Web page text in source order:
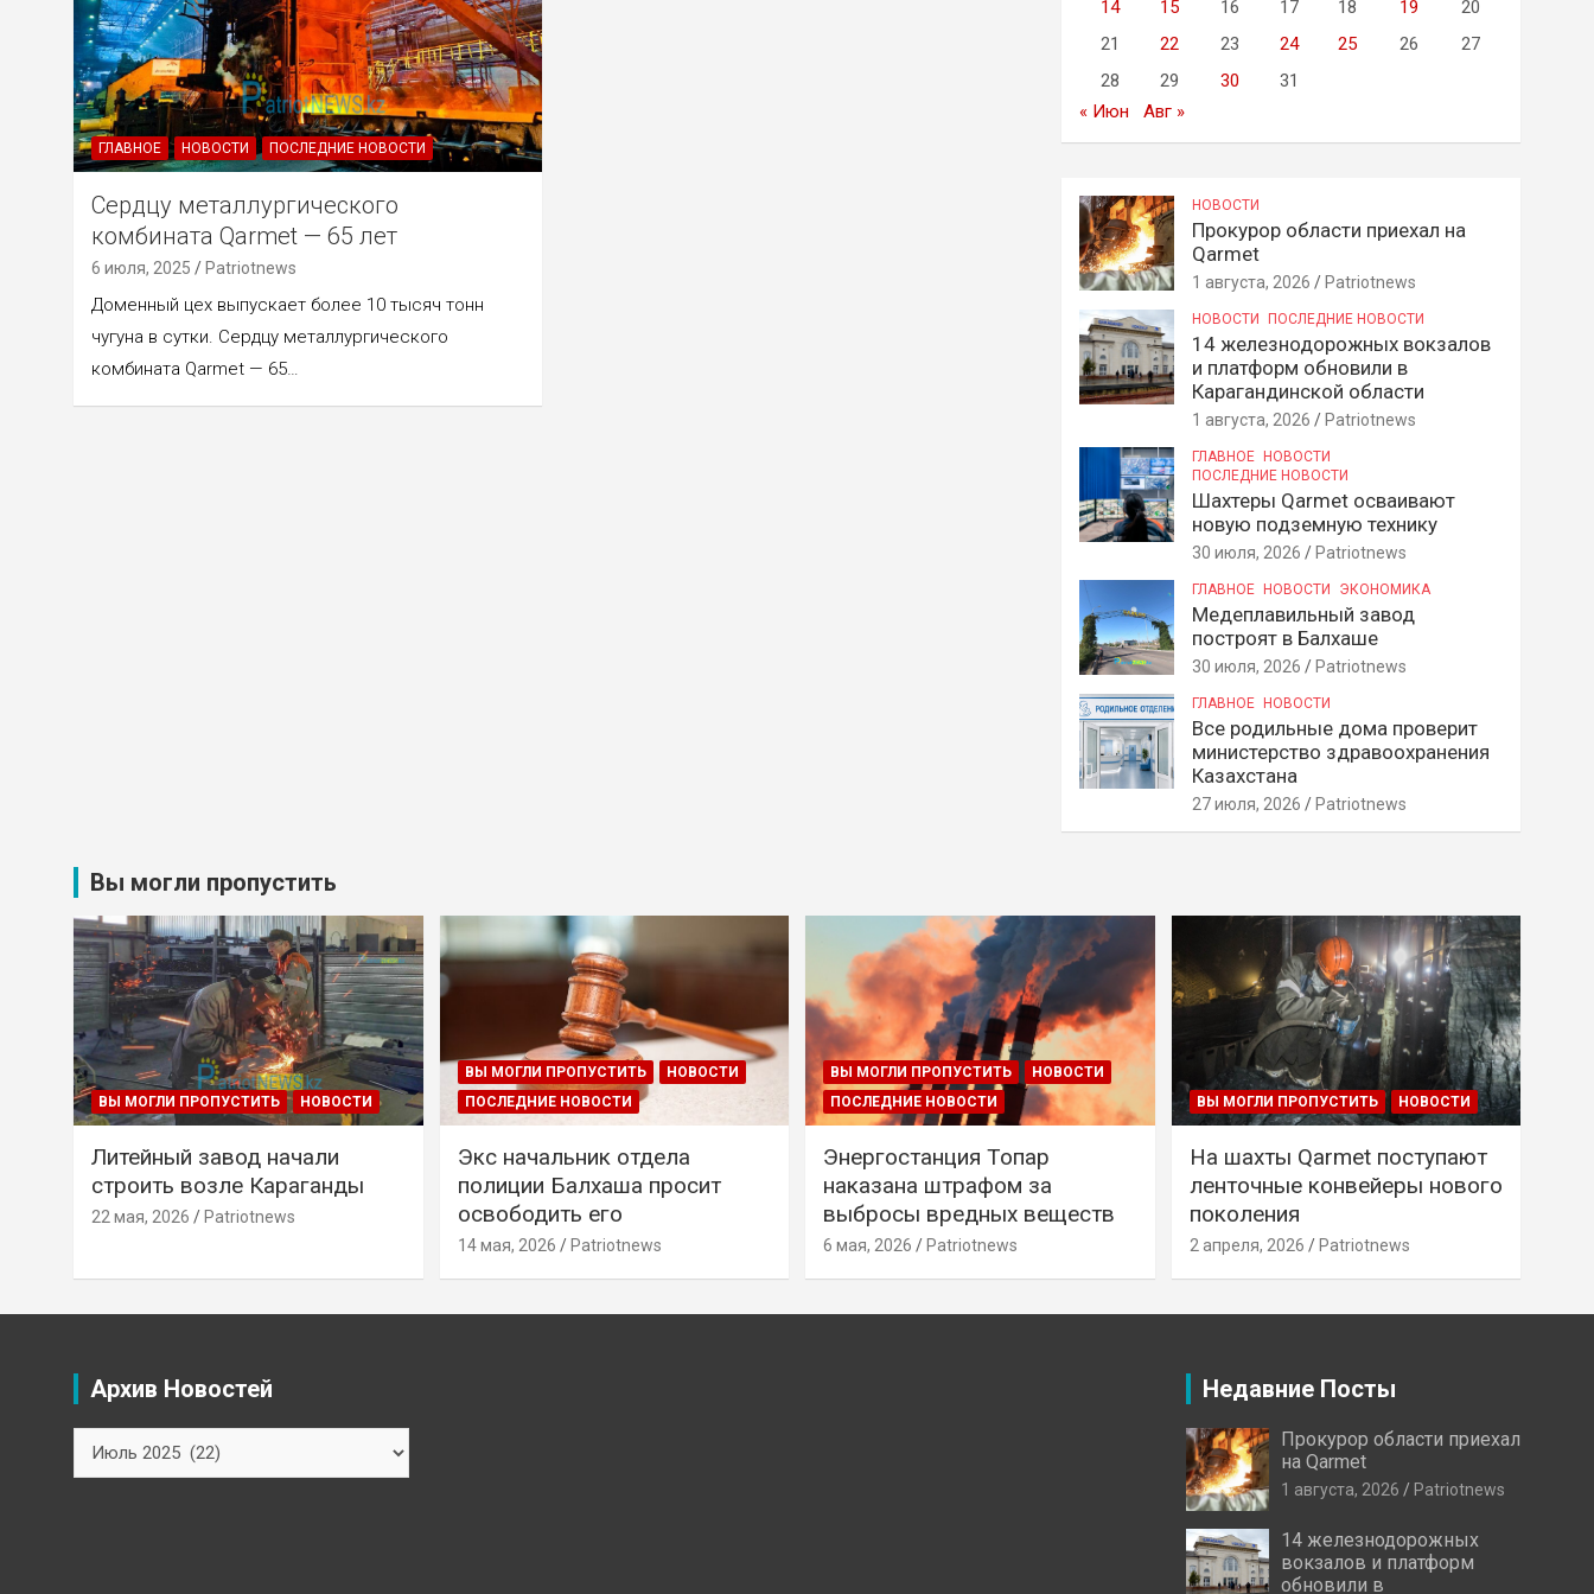
ГЛАВНОЕ НОВОСТИ ПОСЛЕДНИЕ НОВОСТИ
Сердцу металлургического
комбината Qarmet — 65 лет
6 июля, 2025 Patriotnews
Доменный цех выпускает более 10 тысяч тонн
чугуна в сутки. Сердцу металлургического
комбината Qarmet — 65…
14
15 16 17 18 19
20
21
22 23 24 25 26
27
28
29 30
31
« Июн
Авг »
НОВОСТИ
Прокурор области приехал на
Qarmet
1 августа, 2026 Patriotnews
НОВОСТИ ПОСЛЕДНИЕ НОВОСТИ
14 железнодорожных вокзалов
и платформ обновили в
Карагандинской области
1 августа, 2026 Patriotnews
ГЛАВНОЕ
НОВОСТИ
ПОСЛЕДНИЕ НОВОСТИ
Шахтеры Qarmet осваивают
новую подземную технику
30 июля, 2026 Patriotnews
ГЛАВНОЕ НОВОСТИ ЭКОНОМИКА
Медеплавильный завод
построят в Балхаше
30 июля, 2026 Patriotnews
ГЛАВНОЕ НОВОСТИ
Все родильные дома проверит
министерство здравоохранения
Казахстана
27 июля, 2026 Patriotnews
Вы могли пропустить
ВЫ МОГЛИ ПРОПУСТИТЬ НОВОСТИ
Литейный завод начали
строить возле Караганды
22 мая, 2026 Patriotnews
ВЫ МОГЛИ ПРОПУСТИТЬ
НОВОСТИ
ПОСЛЕДНИЕ НОВОСТИ
Экс начальник отдела
полиции Балхаша просит
освободить его
14 мая, 2026 Patriotnews
ВЫ МОГЛИ ПРОПУСТИТЬ
НОВОСТИ
ПОСЛЕДНИЕ НОВОСТИ
Энергостанция Топар
наказана штрафом за
выбросы вредных веществ
6 мая, 2026 Patriotnews
ВЫ МОГЛИ ПРОПУСТИТЬ НОВОСТИ
На шахты Qarmet поступают
ленточные конвейеры нового
поколения
2 апреля, 2026 Patriotnews
Архив Новостей
Новостей
Недавние Посты
Прокурор области приехал
на Qarmet
1 августа, 2026 Patriotnews
14 железнодорожных
вокзалов и платформ
обновили в